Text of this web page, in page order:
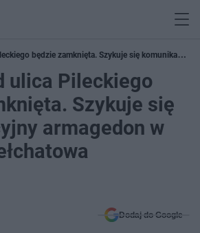
będzie zamknięta. Szykuje się komunikacyjny
ulica Pileckiego
Szykuje się
armagedon w
Dodaj do Google